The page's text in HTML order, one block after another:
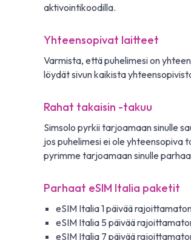
aktivointikoodilla.
Yhteensopivat laitteet
Varmista, että puhelimesi on
löydät sivun kaikista
Rahat takaisin -takuu
Simsolo pyrkii tarjoamaan sinulle
jos puhelimesi ei ole yhteensopiva
pyrimme tarjoamaan sinulle
Parhaat eSIM Italia paketit
eSIM Italia 1 päivää
eSIM Italia 5 päivää
eSIM Italia 7 päivää